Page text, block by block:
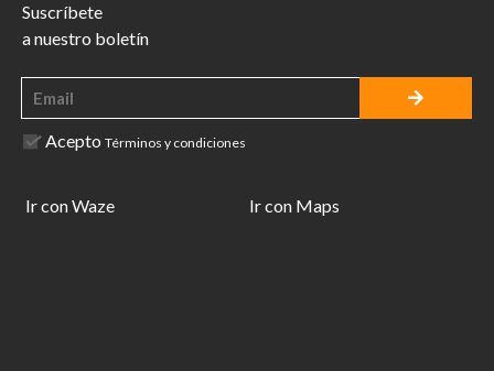
Suscríbete
a nuestro boletín
Acepto Términos y condiciones
Ir con Waze Ir con Maps